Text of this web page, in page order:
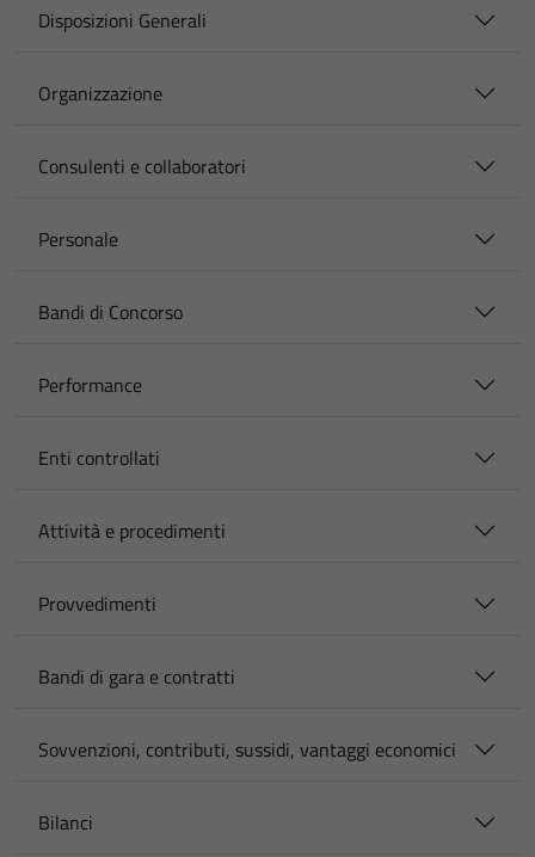
Disposizioni Generali
Organizzazione
Consulenti e collaboratori
Personale
Bandi di Concorso
Performance
Enti controllati
Attività e procedimenti
Provvedimenti
Bandi di gara e contratti
Sovvenzioni, contributi, sussidi, vantaggi economici
Bilanci